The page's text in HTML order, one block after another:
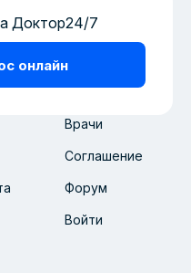
Врачи
Соглашение
Форум
Войти
Доктор24/7
онлайн